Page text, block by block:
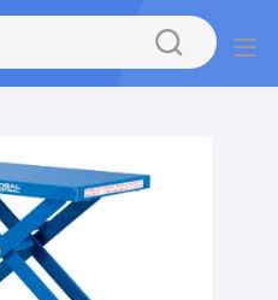
{cookie_flags: